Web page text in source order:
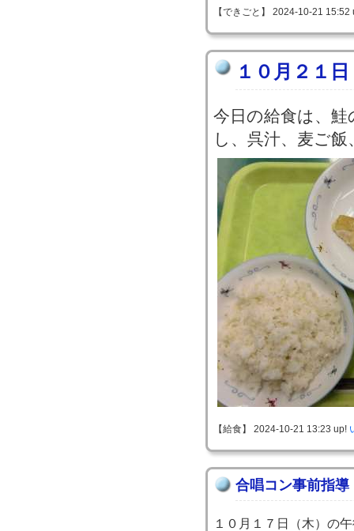
【できごと】 2024-10-21
１０月２１
今日の給食は、
し、呉汁、麦ご
【給食】 2024-10-21 13:23 up!
合唱コン事前指導
１０月１７日（木）の